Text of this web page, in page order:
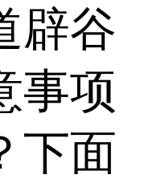
辟谷
事项
下面